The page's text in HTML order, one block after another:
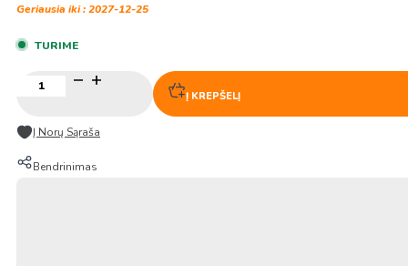
Geriausia iki : 2027-12-25
TURIME
kiekis:
bulvių
Vermišeliai
500g
Į KREPŠELĮ
Į Norų Sąraša
Bendrinimas